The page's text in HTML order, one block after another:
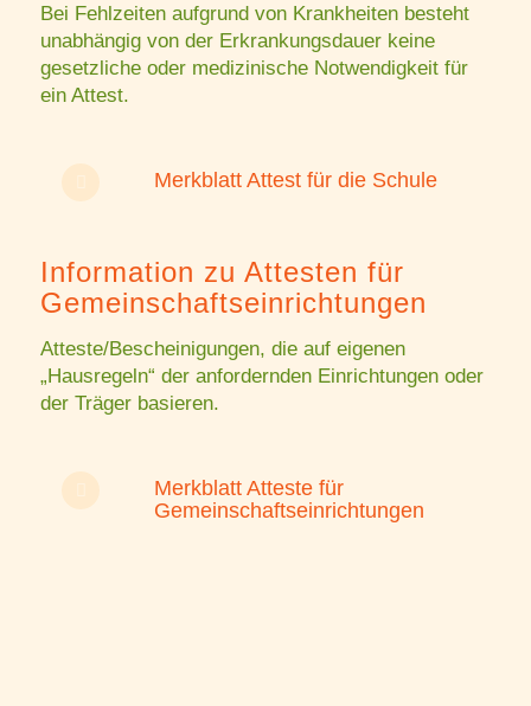
Bei Fehlzeiten aufgrund von Krankheiten besteht
unabhängig von der Erkrankungsdauer keine
gesetzliche oder medizinische Notwendigkeit für
ein Attest.
Merkblatt Attest für die Schule
Information zu Attesten für
Gemein­schafts­­ein­rich­tungen
Atteste/Bescheinigungen, die auf eigenen
„Hausregeln“ der anfordernden Einrichtungen oder
der Träger basieren.
Merkblatt Atteste für
Gemeinschaftseinrichtungen